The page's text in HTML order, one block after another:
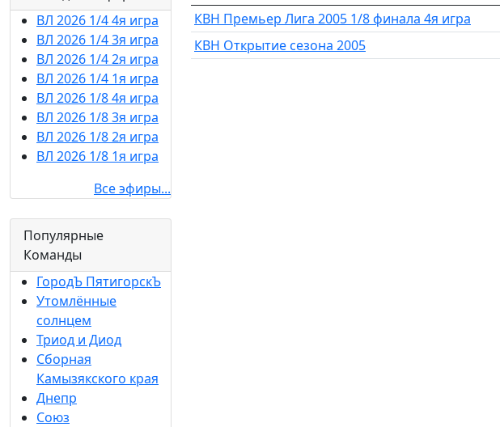
ВЛ 2026 1/4 4я игра
ВЛ 2026 1/4 3я игра
ВЛ 2026 1/4 2я игра
ВЛ 2026 1/4 1я игра
ВЛ 2026 1/8 4я игра
ВЛ 2026 1/8 3я игра
ВЛ 2026 1/8 2я игра
ВЛ 2026 1/8 1я игра
Все эфиры...
Популярные
Команды
ГородЪ ПятигорскЪ
Утомлённые
солнцем
Триод и Диод
Сборная
Камызякского края
Днепр
Союз
КВН Премьер Лига 2005 1/8 финала 4я игра
КВН Открытие сезона 2005